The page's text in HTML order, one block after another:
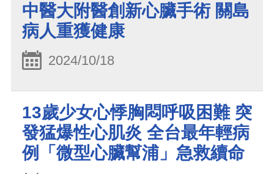
中醫大附醫創新心臟手術 關島
病人重獲健康
2024/10/18
13歲少女心悸胸悶呼吸困難 突
發猛爆性心肌炎 全台最年輕病
例「微型心臟幫浦」急救續命